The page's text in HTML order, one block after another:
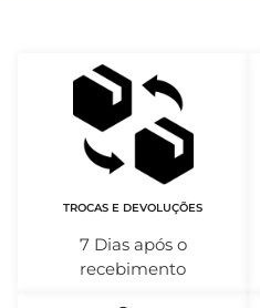
TROCAS E DEVOLUÇÕES
7 Dias após o
recebimento